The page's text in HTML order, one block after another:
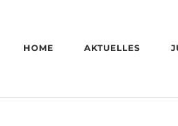
HOME AKTUELLES